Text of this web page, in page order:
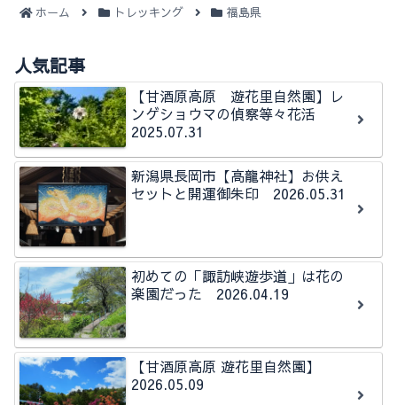
ホーム トレッキング 福島県
人気記事
【甘酒原高原 遊花里自然園】レ
ンゲショウマの偵察等々花活
2025.07.31
新潟県長岡市【高龍神社】お供え
セットと開運御朱印 2026.05.31
初めての「諏訪峡遊歩道」は花の
楽園だった 2026.04.19
【甘酒原高原 遊花里自然園】
2026.05.09